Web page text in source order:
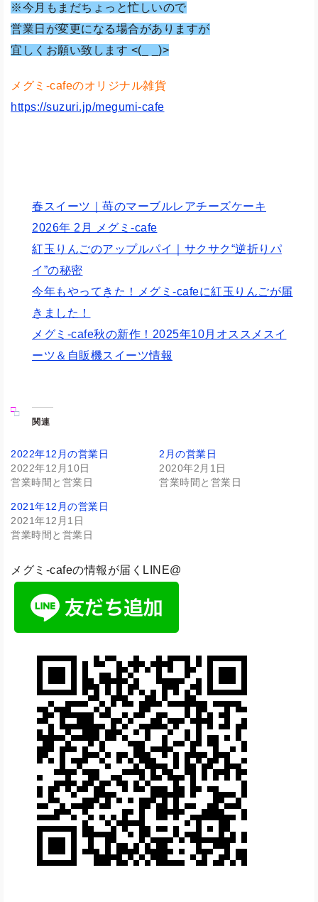
※今月もまだちょっと忙しいので
営業日が変更になる場合がありますが
宜しくお願い致します <(_ _)>
メグミ-cafeのオリジナル雑貨
https://suzuri.jp/megumi-cafe
春スイーツ｜苺のマーブルレアチーズケーキ
2026年 2月 メグミ-cafe
紅玉りんごのアップルパイ｜サクサク“逆折りパ
イ”の秘密
今年もやってきた！メグミ-cafeに紅玉りんごが届
きました！
メグミ-cafe秋の新作！2025年10月オススメスイ
ーツ＆自販機スイーツ情報
関連
2022年12月の営業日
2022年12月10日
営業時間と営業日
2月の営業日
2020年2月1日
営業時間と営業日
2021年12月の営業日
2021年12月1日
営業時間と営業日
メグミ-cafeの情報が届くLINE@